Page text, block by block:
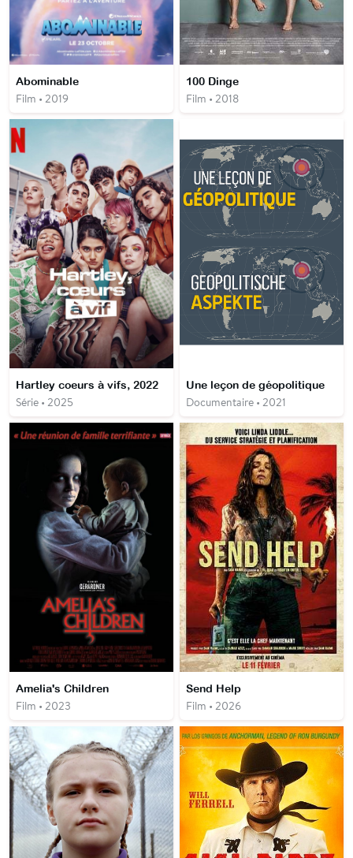
Abominable
Film • 2019
100 Dinge
Film • 2018
Hartley coeurs à vifs, 2022
Série • 2025
Une leçon de géopolitique
Documentaire • 2021
Amelia's Children
Film • 2023
Send Help
Film • 2026